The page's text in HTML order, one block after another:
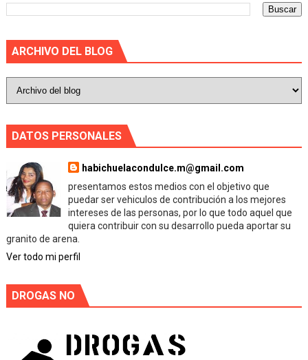
ARCHIVO DEL BLOG
DATOS PERSONALES
habichuelacondulce.m@gmail.com
presentamos estos medios con el objetivo que
puedar ser vehiculos de contribución a los mejores
intereses de las personas, por lo que todo aquel que
quiera contribuir con su desarrollo pueda aportar su
granito de arena.
Ver todo mi perfil
DROGAS NO